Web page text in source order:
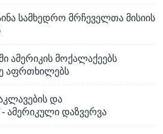
სამხედრო მრჩეველთა მისიის
ამერიკის მოქალაქეებს
აფრთხილებს
და
ამერიკული დაზვერვა